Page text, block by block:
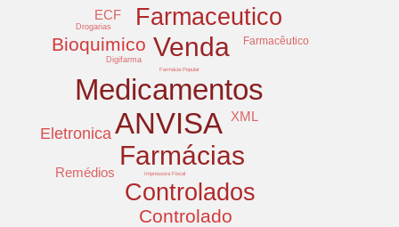
Medicamentos
ANVISA
Venda
Farmácias
Farmaceutico
Controlados
Controlado
Bioquimico
Eletronica
XML
ECF
Remédios
Farmacêutico
Digifarma
Drogarias
Farmácia Popular
Impressora Fiscal